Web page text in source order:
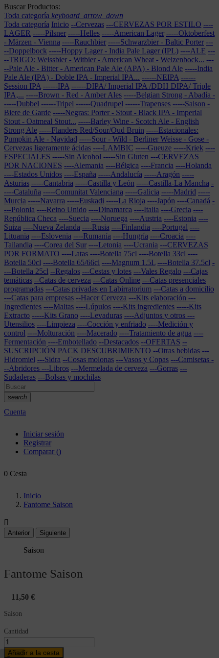
Buscar Productos:
Toda categoría keyboard_arrow_down
Toda categoría Inicio --Cervezas ---CERVEZAS POR ESTILO ----
LAGER -----Pilsner -----Helles -----American Lager -----Oktoberfest
- Märzen - Vienna -----Rauchbier -----Schwarzbier - Baltic Porter ---
--Doppelbock -----Hoppy Lager - India Pale Lager (IPL) ----ALE ---
--TRIGO: Weissbier - Witbier - American Wheat - Weizenbock... ---
--Pale Ale - Bitter - American Pale Ale (APA) - Blond Ale -----India
Pale Ale (IPA) - Doble IPA - Imperial IPA... ------NEIPA ------
Session IPA ------IPA ------DIPA/ Imperial IPA /DDH DIPA/ Triple
IPA,... -----Brown - Red - Amber Ales -----Belgian Strong - Abadía -
-----Dubbel ------Tripel ------Quadrupel ------Trapenses -----Saison -
Biere de Garde -----Negras: Porter - Stout - Black IPA - Imperial
Stout - Oatmeal Stout... -----Barley Wine - Scotch Ale - English
Strong Ale -----Flanders Red/Sour/Oud Bruin -----Estacionales:
Pumpkin Ale - Navidad -----Sour - Wild - Berliner Weisse - Gose -
Cervezas ligeramente ácidas ----LAMBIC -----Gueuze -----Kriek ----
ESPECIALES -----Sin Alcohol -----Sin Gluten ---CERVEZAS
POR NACIONES ----Alemania ----Bélgica ----Francia ----Holanda
----Estados Unidos ----España -----Andalucía -----Aragón -----
Asturias -----Cantabria -----Castilla y León -----Castilla-La Mancha -
----Cataluña -----Comunitat Valenciana -----Galicia -----Madrid -----
Murcia -----Navarra -----Euskadi -----La Rioja ----Japón ----Canadá -
---Polonia ----Reino Unido ----Dinamarca ----Italia ----Grecia ----
República Checa ----Suecia ----Noruega ----Austria ----Estonia ----
Suiza ----Nueva Zelanda ----Rusia ----Finlandia ----Portugal ----
Lituania ----Eslovenia ----Rumanía ----Hungría ----Croacia ----
Tailandia ----Corea del Sur ----Letonia ----Ucrania ---CERVEZAS
POR FORMATO ----Latas ----Botella 75cl ----Botella 33cl ----
Botella 50cl ----Botella 65/66cl ----Magnum 1.5L ----Botella 37.5cl -
---Botella 25cl --Regalos ---Cestas y lotes ---Vales Regalo ---Cajas
temáticas --Catas de cerveza ---Catas Online ---Catas presenciales
programadas ---Catas privadas en Labirratorium ---Catas a domicilio
---Catas para empresas --Hacer Cerveza ---Kits elaboración ---
Ingredientes ----Maltas ----Lúpulos ----Kits ingredientes -----Kits
Extracto -----Kits Grano ----Levaduras ----Adjuntos y otros ---
Utensilios ----Limpieza ----Cocción y enfriado ----Medición y
control ----Molturación ----Macerado ----Tratamiento de agua ----
Fermentación ----Embotellado --Destacados --OFERTAS --
SUSCRIPCIÓN PACK DESCUBRIMIENTO --Otras bebidas ---
Hidromiel ---Sidra --Cosas molonas ---Vasos y Copas ---Camisetas -
--Abridores ---Libros ---Mermelada de cerveza ---Gorras ---
Sudaderas ---Bolsas y mochilas
search
Cuenta
Iniciar sesión
Registrar
Comparar ()
0 Cesta
Inicio
Fantome Saison

Anterior Siguiente
Saison
Fantome Saison
11,50 €
Saison
Cantidad
Añadir a la cesta